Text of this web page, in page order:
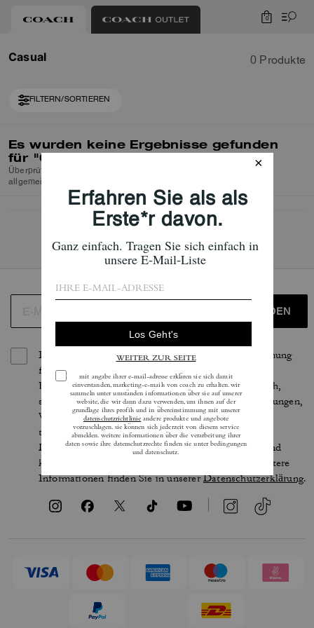
0
Casual 0 Produkte
FILTERN/SORTIEREN
Es wurden keine Ergebnisse gefunden
für "Casual"
Überprüfen Sie die Rechtschreibung oder verwenden Sie einen
allgemeineren Suchbegriff und versuchen Sie es erneut.
ANMELDEN
Indem Sie sich anmelden, erteilen Sie Ihre Zustimmung
für den Erhalt von E-Mails über die neuesten
Kollektionen, Angebote und Neuigkeiten von Coach,
sowie Informationen darüber, wie Sie an Veranstaltungen,
Wettbewerben oder Werbekampagnen von Coach
teilnehmen können. Im Rahmen der geltenden
Datenschutzgesetze haben Sie bestimmte Rechte und
können Ihre Einwilligung jederzeit widerrufen. Weitere
Informationen finden Sie in unsererDatenschutzerklärung.